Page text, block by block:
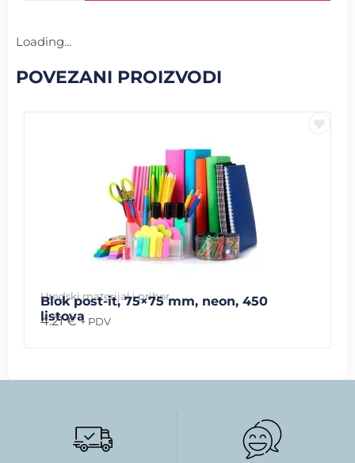
Loading...
POVEZANI PROIZVODI
Uredski materijal i pribor
Blok post-it, 75×75 mm, neon, 450
listova
4.21€ + PDV